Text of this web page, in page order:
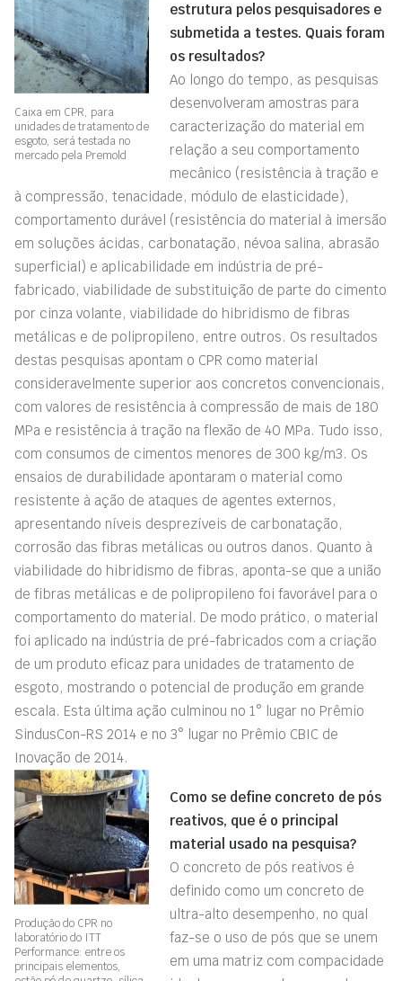
Caixa em CPR, para
unidades de tratamento de
esgoto, será testada no
mercado pela Premold
estrutura pelos pesquisadores e
submetida a testes. Quais foram
os resultados?
Ao longo do tempo, as pesquisas
desenvolveram amostras para
caracterização do material em
relação a seu comportamento
mecânico (resistência à tração e
à compressão, tenacidade, módulo de elasticidade),
comportamento durável (resistência do material à imersão
em soluções ácidas, carbonatação, névoa salina, abrasão
superficial) e aplicabilidade em indústria de pré-
fabricado, viabilidade de substituição de parte do cimento
por cinza volante, viabilidade do hibridismo de fibras
metálicas e de polipropileno, entre outros. Os resultados
destas pesquisas apontam o CPR como material
consideravelmente superior aos concretos convencionais,
com valores de resistência à compressão de mais de 180
MPa e resistência à tração na flexão de 40 MPa. Tudo isso,
com consumos de cimentos menores de 300 kg/m3. Os
ensaios de durabilidade apontaram o material como
resistente à ação de ataques de agentes externos,
apresentando níveis desprezíveis de carbonatação,
corrosão das fibras metálicas ou outros danos. Quanto à
viabilidade do hibridismo de fibras, aponta-se que a união
de fibras metálicas e de polipropileno foi favorável para o
comportamento do material. De modo prático, o material
foi aplicado na indústria de pré-fabricados com a criação
de um produto eficaz para unidades de tratamento de
esgoto, mostrando o potencial de produção em grande
escala. Esta última ação culminou no 1° lugar no Prêmio
SindusCon-RS 2014 e no 3° lugar no Prêmio CBIC de
Inovação de 2014.
Produção do CPR no
laboratório do ITT
Performance: entre os
principais elementos,
Como se define concreto de pós
reativos, que é o principal
material usado na pesquisa?
O concreto de pós reativos é
definido como um concreto de
ultra-alto desempenho, no qual
faz-se o uso de pós que se unem
em uma matriz com compacidade